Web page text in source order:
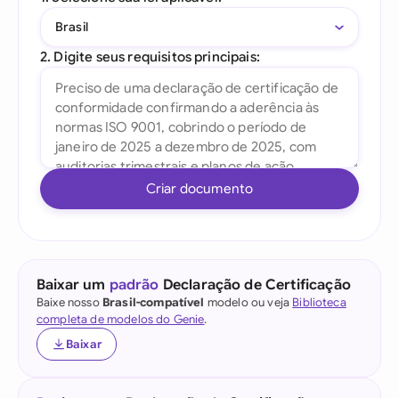
Brasil
2. Digite seus requisitos principais:
Criar documento
Baixar um padrão Declaração de Certificação
Baixe nosso Brasil-compatível modelo ou veja Biblioteca
completa de modelos do Genie.
Baixar